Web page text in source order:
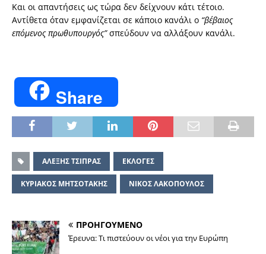
Και οι απαντήσεις ως τώρα δεν δείχνουν κάτι τέτοιο.
Αντίθετα όταν εμφανίζεται σε κάποιο κανάλι ο “βέβαιος
επόμενος πρωθυπουργός”σπεύδουν να αλλάξουν κανάλι.
Share
ΑΛΕΞΗΣ ΤΣΙΠΡΑΣ ΕΚΛΟΓΕΣ
ΚΥΡΙΑΚΟΣ ΜΗΤΣΟΤΑΚΗΣ ΝΙΚΟΣ ΛΑΚΟΠΟΥΛΟΣ
ΠΡΟΗΓΟΥΜΕΝΟ
Έρευνα: Τι πιστεύουν οι νέοι για την Ευρώπη